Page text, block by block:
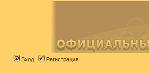
Вход Регистрация